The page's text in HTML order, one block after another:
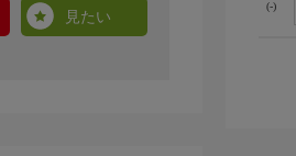
見たい
(-)